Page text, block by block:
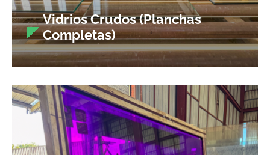
Vidrios Crudos (Planchas
Completas)